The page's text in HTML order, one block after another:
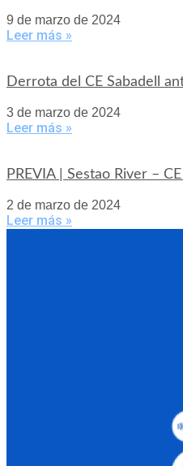
9 de marzo de 2024
Leer más »
Derrota del CE Sabadell
3 de marzo de 2024
Leer más »
PREVIA | Sestao River – CE
2 de marzo de 2024
Leer más »